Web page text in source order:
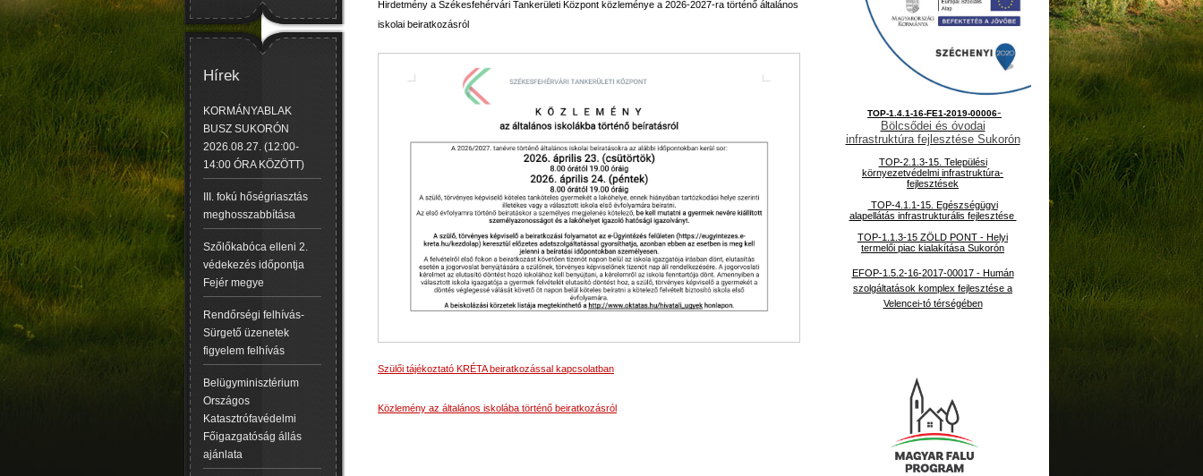
Hírek
KORMÁNYABLAK
BUSZ SUKORÓN
2026.08.27. (12:00-
14:00 ÓRA KÖZÖTT)
III. fokú hőségriasztás
meghosszabbítása
Szőlőkabóca elleni 2.
védekezés időpontja
Fejér megye
Rendőrségi felhívás-
Sürgető üzenetek
figyelem felhívás
Belügyminisztérium
Országos
Katasztrófavédelmi
Főigazgatóság állás
ajánlata
Hirdetmény a Székesfehérvári Tankerületi Központ közleménye a 2026-2027-ra történő általános
iskolai beiratkozásról
Szülői tájékoztató KRÉTA beiratkozással kapcsolatban
Közlemény az általános iskolába történő beiratkozásról
TOP-1.4.1-16-FE1-2019-00006-
Bölcsődei és óvodai
infrastruktúra fejlesztése Sukorón
TOP-2.1.3-15. Települési
környezetvédelmi infrastruktúra-
fejlesztések
TOP-4.1.1-15. Egészségügyi
alapellátás infrastrukturális fejlesztése
TOP-1.1.3-15 ZÖLD PONT - Helyi
termelői piac kialakítása Sukorón
EFOP-1.5.2-16-2017-00017 - Humán
szolgáltatások komplex fejlesztése a
Velencei-tó térségében